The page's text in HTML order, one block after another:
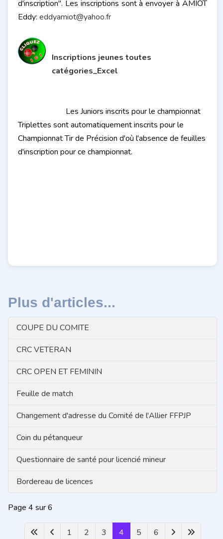
d'inscription". Les inscriptions sont à envoyer à AMIOT
Eddy: eddyamiot@yahoo.fr
Inscriptions jeunes toutes
catégories_Excel
Les Juniors inscrits pour le championnat
Triplettes sont automatiquement inscrits pour le
Championnat Tir de Précision d'où l'absence de feuilles
d'inscription pour ce championnat.
Plus d'articles...
COUPE DU COMITE
CRC VETERAN
CRC OPEN ET FEMININ
Feuille de match
Changement d'adresse du Comité de l'Allier FFPJP
Coin du pétanqueur
Questionnaire de santé pour licencié mineur
Bordereau de licences
Page 4 sur 6
1 2 3 4 5 6